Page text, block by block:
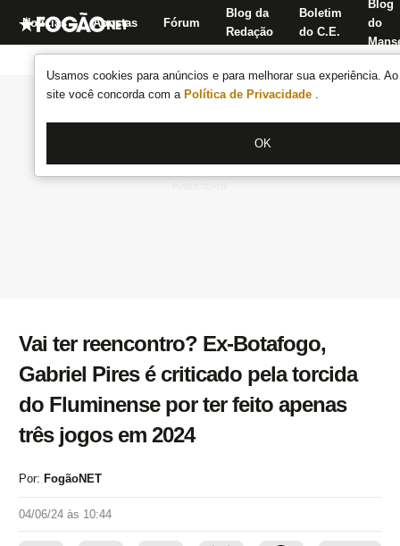
Usamos cookies para anúncios e para melhorar sua experiência.
site você concorda com a Política de Privacidade .
OK
Notícias Apostas Fórum
Blog da
Redação
Boletim
do C.E.
Blog
do
Vai ter reencontro? Ex-Botafogo,
Gabriel Pires é criticado pela torcida
do Fluminense por ter feito apenas
três jogos em 2024
Por: FogãoNET
04/06/24 às 10:44